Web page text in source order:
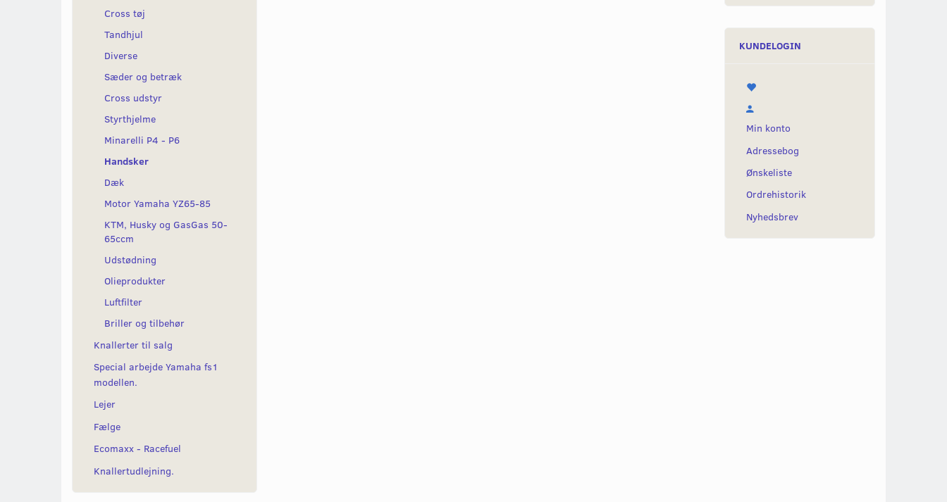
Cross tøj
Tandhjul
Diverse
Sæder og betræk
Cross udstyr
Styrthjelme
Minarelli P4 - P6
Handsker
Dæk
Motor Yamaha YZ65-85
KTM, Husky og GasGas 50-
65ccm
Udstødning
Olieprodukter
Luftfilter
Briller og tilbehør
Knallerter til salg
Special arbejde Yamaha fs1
modellen.
Lejer
Fælge
Ecomaxx - Racefuel
Knallertudlejning.
KUNDELOGIN
Min konto
Adressebog
Ønskeliste
Ordrehistorik
Nyhedsbrev